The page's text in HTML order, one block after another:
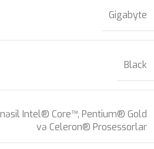
Gigabyte
Black
nəsil Intel® Core™, Pentium® Gold
və Celeron® Prosessorlar